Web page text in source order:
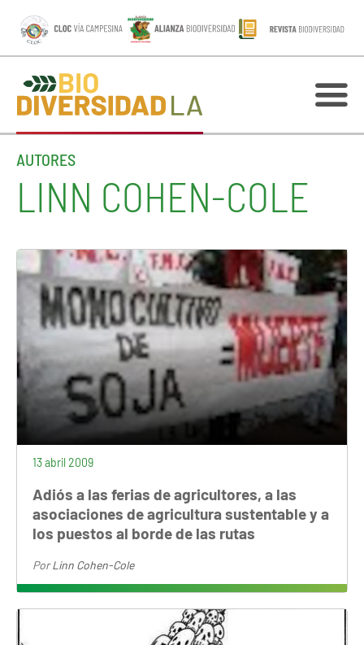
AUTORES
LINN COHEN-COLE
13 abril 2009
Adiós a las ferias de agricultores, a las
asociaciones de agricultura sustentable y a
los puestos al borde de las rutas
PorLinn Cohen-Cole